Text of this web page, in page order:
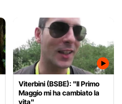
Viterbini (BSBE): "Il Primo
Maggio mi ha cambiato la
vita"